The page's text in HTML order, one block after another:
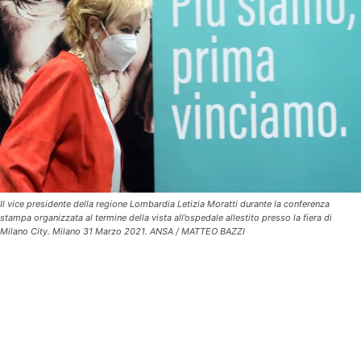
Il vice presidente della regione Lombardia Letizia Moratti durante la conferenza
stampa organizzata al termine della vista all’ospedale allestito presso la fiera di
Milano City. Milano 31 Marzo 2021. ANSA / MATTEO BAZZI